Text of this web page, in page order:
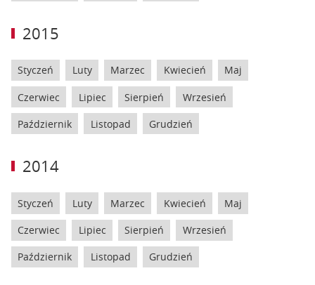
2015
Styczeń Luty Marzec Kwiecień Maj
Czerwiec Lipiec Sierpień Wrzesień
Październik Listopad Grudzień
2014
Styczeń Luty Marzec Kwiecień Maj
Czerwiec Lipiec Sierpień Wrzesień
Październik Listopad Grudzień